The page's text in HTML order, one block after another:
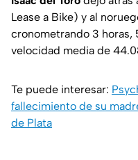
Lease a Bike) y al
cronometrando 3 horas,
velocidad media de
Te puede interesar:
fallecimiento de su
de Plata